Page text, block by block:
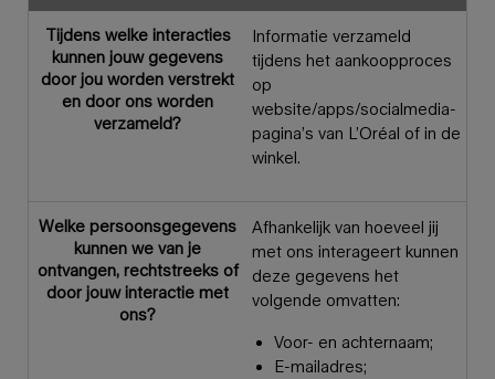
Tijdens welke interacties
kunnen jouw gegevens
door jou worden verstrekt
en door ons worden
verzameld?
Informatie verzameld
tijdens het aankoopproces
op
website/apps/socialmedia-
pagina’s van L’Oréal of in de
winkel.
Welke persoonsgegevens
kunnen we van je
ontvangen, rechtstreeks of
door jouw interactie met
ons?
Afhankelijk van hoeveel jij
met ons interageert kunnen
deze gegevens het
volgende omvatten:
Voor- en achternaam;
E-mailadres;